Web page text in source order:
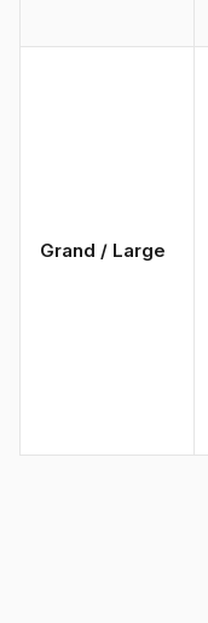
Grand / Large